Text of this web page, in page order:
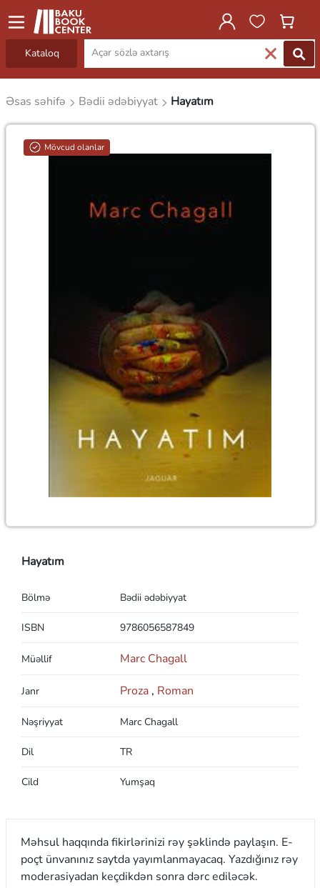
Kataloq
Əsas səhifə Bədii ədəbiyyat Hayatım
Mövcud olanlar
Hayatım
Bölmə Bədii ədəbiyyat
ISBN 9786056587849
Müəllif Marc Chagall
Janr Proza , Roman
Nəşriyyat Marc Chagall
Dil TR
Cild Yumşaq
Məhsul haqqında fikirlərinizi rəy şəklində paylaşın. E-
poçt ünvanınız saytda yayımlanmayacaq. Yazdığınız rəy
moderasiyadan keçdikdən sonra dərc ediləcək.